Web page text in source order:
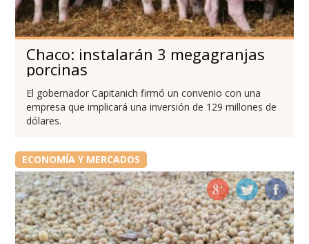
Chaco: instalarán 3 megagranjas
porcinas
El gobernador Capitanich firmó un convenio con una
empresa que implicará una inversión de 129 millones de
dólares.
ECONOMÍA Y MERCADOS